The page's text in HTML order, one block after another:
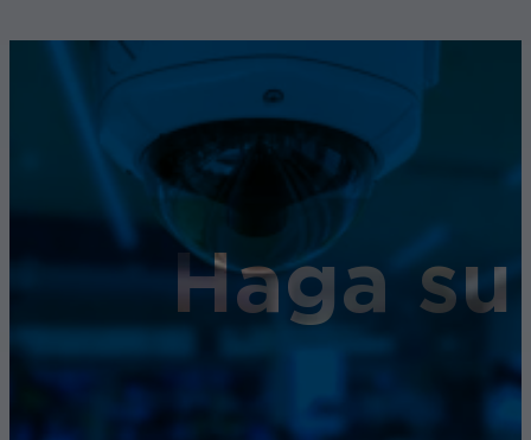
Haga